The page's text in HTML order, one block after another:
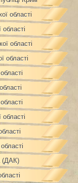
області
області
області
(ДАК)